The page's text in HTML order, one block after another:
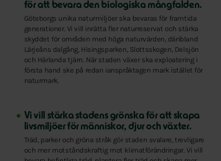
för att bevara den biologiska mångfalden.
Göteborgs unika naturmiljöer ska bevaras för framtida
generationer. Vi vill inrätta fler naturreservat och stärka
skyddet för områden med höga naturvärden, däribland
Lärjeåns dalgång, Hisingsparken, Slottsskogen, Delsjön
och Härlanda tjärn. När staden växer ska exploatering i
första hand ske på redan ianspråktagen mark istället för
naturmark.
Vi vill stärka stadens grönska för att skapa
livsmiljöer för människor, djur och växter.
Träd, parker och gröna stråk gör staden svalare, trevligare
och mer motståndskraftig mot klimatförändringar. Vi vill